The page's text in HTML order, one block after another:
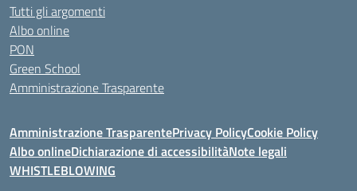
Tutti gli argomenti
Albo online
PON
Green School
Amministrazione Trasparente
Amministrazione TrasparentePrivacy PolicyCookie Policy
Albo onlineDichiarazione di accessibilitàNote legali
WHISTLEBLOWING